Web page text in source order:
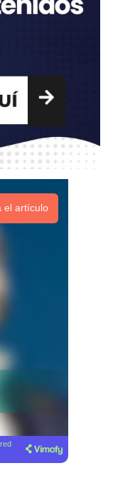
el artículo